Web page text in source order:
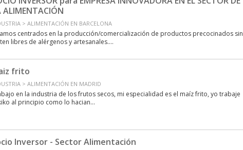
ALIMENTACIÓN
> ALIMENTACIÓN EN BARCELONA
centrados en la producción/comercialización de productos precocinados sin
libres de alérgenos y artesanales....
frito
> ALIMENTACIÓN EN MADRID
en la industria de los frutos secos, mi especialidad es el maíz frito, yo trabaje
al principio como lo hacian...
Inversor - Sector Alimentación